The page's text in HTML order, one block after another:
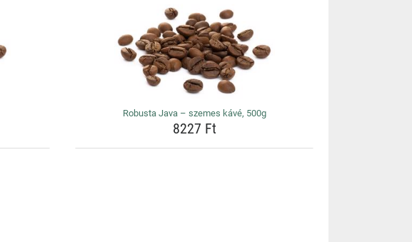
Robusta Java – szemes kávé, 500g
8227 Ft